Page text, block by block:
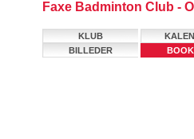
Faxe Badminton Club -
KLUB
BILLEDER